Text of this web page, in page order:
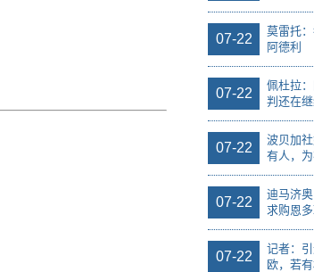
07-22
莫雷托
阿德利
07-22
佩杜拉
判还在
07-22
波贝加
有人，
07-22
迪马济
求购恩
07-22
记者：
欧，若